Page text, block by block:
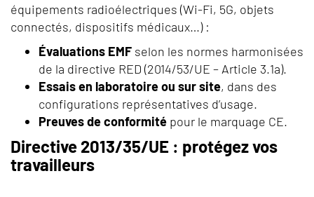
équipements radioélectriques (Wi-Fi, 5G, objets
connectés, dispositifs médicaux…) :
Évaluations EMF selon les normes harmonisées
de la directive RED (2014/53/UE – Article 3.1a).
Essais en laboratoire ou sur site, dans des
configurations représentatives d’usage.
Preuves de conformité pour le marquage CE.
Directive 2013/35/UE : protégez vos
travailleurs